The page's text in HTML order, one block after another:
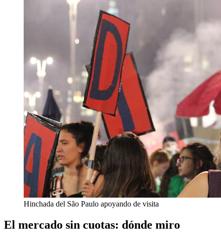
Hinchada del São Paulo apoyando de visita
El mercado sin cuotas: dónde miro